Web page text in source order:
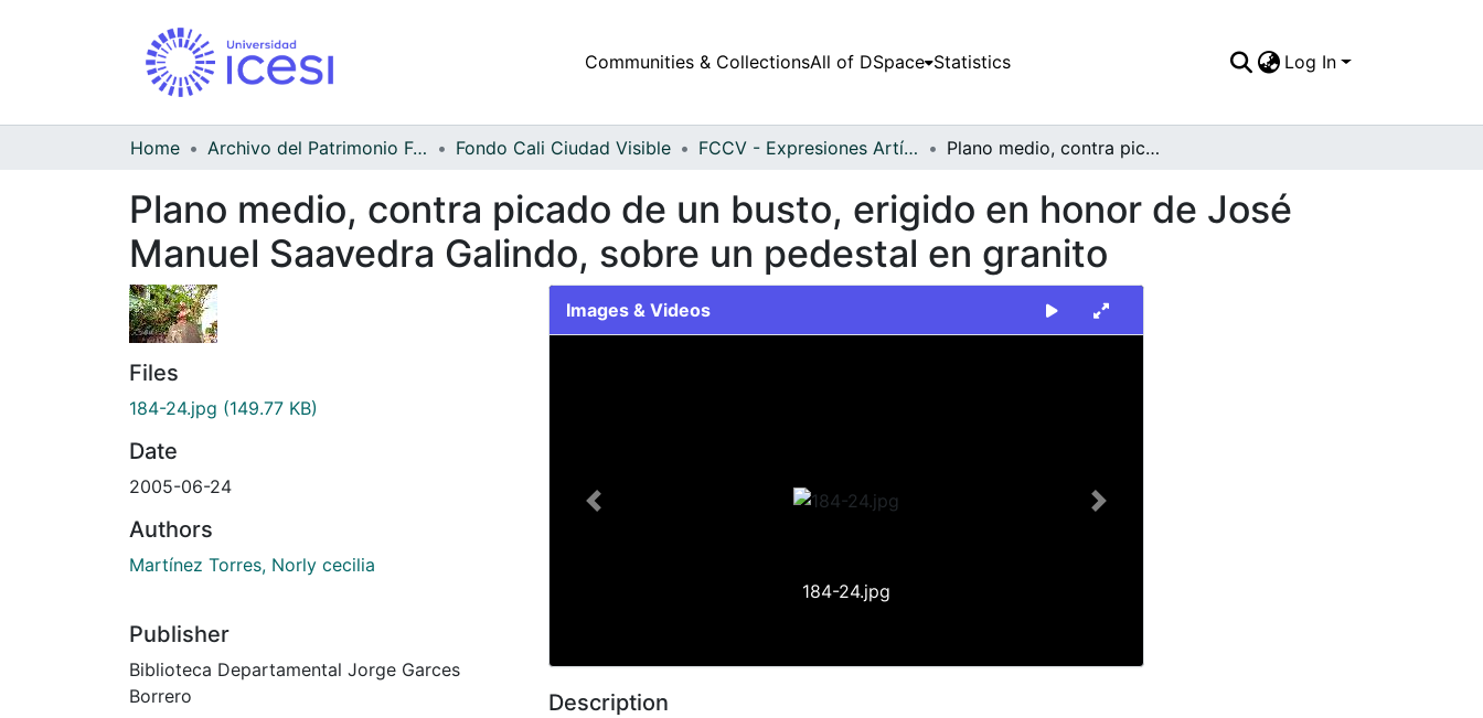
Communities & CollectionsAll of DSpace Statistics Log In
Home Archivo del Patrimonio Fotográfico y Fílmico del Valle del Cauca Fondo Cali Ciudad Visible FCCV - Expresiones Artísticas - Patrimonial Plano medio, contra picado de un busto, erigido en honor de José Manuel Saavedra Galindo, sobre un pedestal en granito
Plano medio, contra picado de un busto, erigido en honor de José
Manuel Saavedra Galindo, sobre un pedestal en granito
Files
184-24.jpg (149.77 KB)
Date
2005-06-24
Authors
Martínez Torres, Norly cecilia
Publisher
Biblioteca Departamental Jorge Garces
Borrero
Images & Videos
184-24.jpg
Previous Next
Description